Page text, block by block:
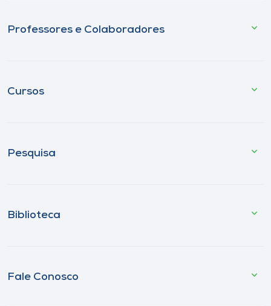
Professores e Colaboradores
Cursos
Pesquisa
Biblioteca
Fale Conosco